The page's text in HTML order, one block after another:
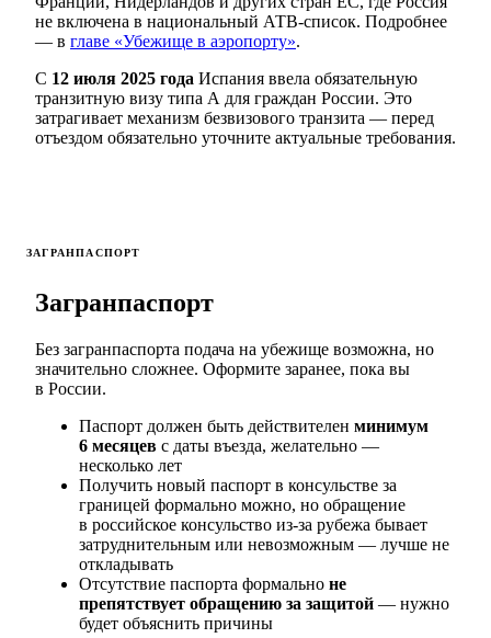
не включена в национальный АТВ-список. Подробнее
— в главе «Убежище в аэропорту».
С 12 июля 2025 года Испания ввела обязательную
транзитную визу типа A для граждан России. Это
затрагивает механизм безвизового транзита — перед
отъездом обязательно уточните актуальные требования.
ЗАГРАНПАСПОРТ
Загранпаспорт
Без загранпаспорта подача на убежище возможна, но
значительно сложнее. Оформите заранее, пока вы
в России.
Паспорт должен быть действителен минимум
6 месяцев с даты въезда, желательно —
несколько лет
Получить новый паспорт в консульстве за
границей формально можно, но обращение
в российское консульство из-за рубежа бывает
затруднительным или невозможным — лучше не
откладывать
Отсутствие паспорта формально не
препятствует обращению за защитой — нужно
будет объяснить причины